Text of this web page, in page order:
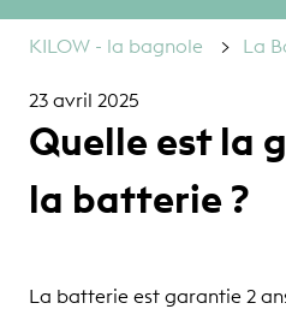
KILOW - la bagnole La
23 avril 2025
Quelle est la
la batterie ?
La batterie est garantie 2